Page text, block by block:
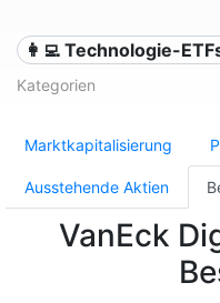
👩‍💻 Technologie-
Kategorien
Marktkapitalisierung
Ausstehende Aktien
VanEck